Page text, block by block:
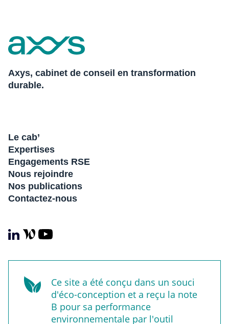
Axys, cabinet de conseil en transformation
durable.
Le cab’
Expertises
Engagements RSE
Nous rejoindre
Nos publications
Contactez-nous
Ce site a été conçu dans un souci
d'éco-conception et a reçu la note
B pour sa performance
environnementale par l'outil